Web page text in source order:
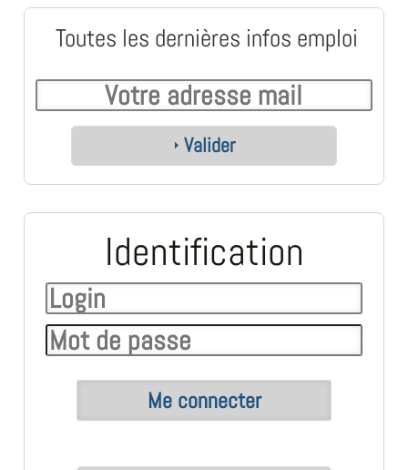
Toutes les dernières infos emploi
Valider
Identification